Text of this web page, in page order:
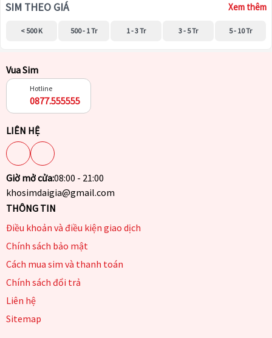
SIM THEO GIÁ Xem thêm
< 500 K 500 - 1 Tr 1 - 3 Tr 3 - 5 Tr 5 - 10 Tr
Vua Sim
Hotline
0877.555555
LIÊN HỆ
Giờ mở cửa:08:00 - 21:00
khosimdaigia@gmail.com
THÔNG TIN
Điều khoản và điều kiện giao dịch
Chính sách bảo mật
Cách mua sim và thanh toán
Chính sách đổi trả
Liên hệ
Sitemap